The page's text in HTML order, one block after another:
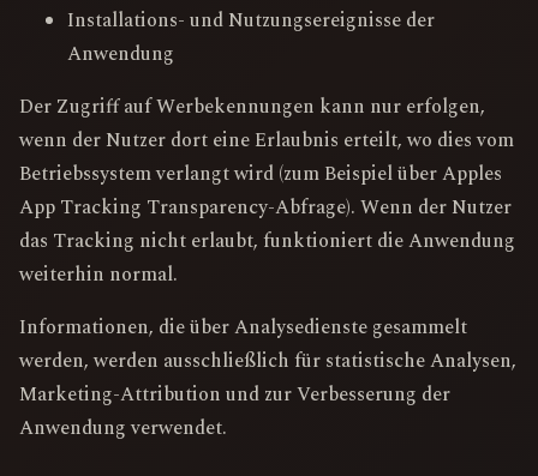
Installations- und Nutzungsereignisse der
Anwendung
Der Zugriff auf Werbekennungen kann nur erfolgen,
wenn der Nutzer dort eine Erlaubnis erteilt, wo dies vom
Betriebssystem verlangt wird (zum Beispiel über Apples
App Tracking Transparency-Abfrage). Wenn der Nutzer
das Tracking nicht erlaubt, funktioniert die Anwendung
weiterhin normal.
Informationen, die über Analysedienste gesammelt
werden, werden ausschließlich für statistische Analysen,
Marketing-Attribution und zur Verbesserung der
Anwendung verwendet.